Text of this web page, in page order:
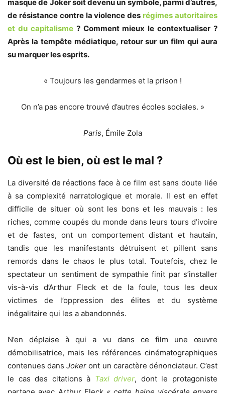
masque de Joker soit devenu un symbole, parmi d’autres,
de résistance contre la violence des régimes autoritaires
et du capitalisme? Comment mieux le contextualiser ?
Après la tempête médiatique, retour sur un film qui aura
su marquer les esprits.
« Toujours les gendarmes et la prison !
On n’a pas encore trouvé d’autres écoles sociales. »
Paris, Émile Zola
Où est le bien, où est le mal ?
La diversité de réactions face à ce film est sans doute liée
à sa complexité narratologique et morale. Il est en effet
difficile de situer où sont les bons et les mauvais : les
riches, comme coupés du monde dans leurs tours d’ivoire
et de fastes, ont un comportement distant et hautain,
tandis que les manifestants détruisent et pillent sans
remords dans le chaos le plus total. Toutefois, chez le
spectateur un sentiment de sympathie finit par s’installer
vis-à-vis d’Arthur Fleck et de la foule, tous les deux
victimes de l’oppression des élites et du système
inégalitaire qui les a abandonnés.
N’en déplaise à qui a vu dans ce film une œuvre
démobilisatrice, mais les références cinématographiques
contenues dansJoker ont un caractère dénonciateur. C’est
le cas des citations à Taxi driver, dont le protagoniste